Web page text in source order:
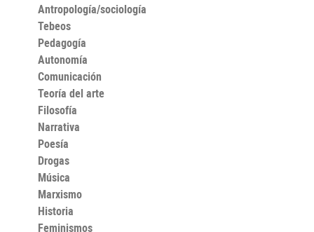
Antropología/sociología
Tebeos
Pedagogía
Autonomía
Comunicación
Teoría del arte
Filosofía
Narrativa
Poesía
Drogas
Música
Marxismo
Historia
Feminismos